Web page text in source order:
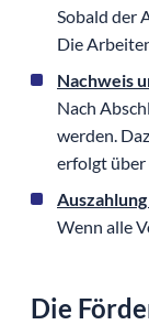
Sobald der
Die
Nachweis
Nach
werden.
erfolgt über
Wenn alle
Die